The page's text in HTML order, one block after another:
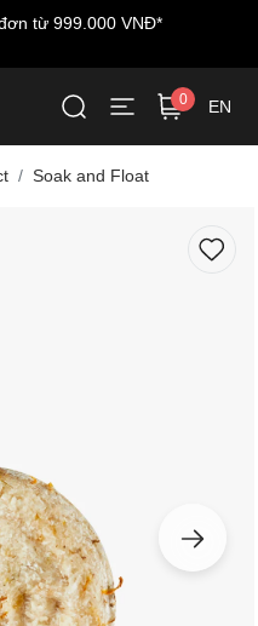
từ 999.000 VNĐ*
0 EN
Soak and Float